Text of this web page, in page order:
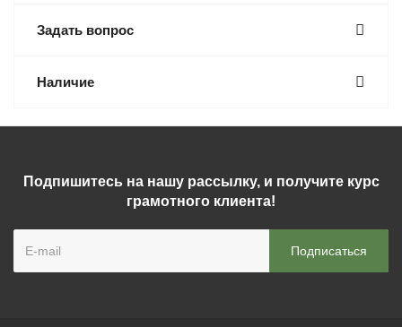
Задать вопрос
Наличие
Подпишитесь на нашу рассылку, и получите курс
грамотного клиента!